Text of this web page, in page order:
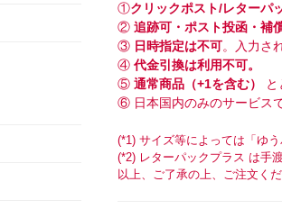
①クリックポスト/レターパ
② 追跡可・ポスト投函・補
③ 日時指定は不可。入力さ
④ 代金引換は利用不可。
⑤ 通常商品（+1を含む） と
⑥ 日本国内のみのサービスで
(*1) サイズ等によっては「ゆう
(*2) レターパックプラス は手
以上、ご了承の上、ご注文くだ